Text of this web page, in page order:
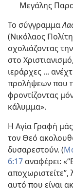
Μεγάλης
Το σύγγραμμα
(Νικόλαος
σχολιάζοντας
στο
ιεράρχες ...
προλήψεων που
φροντίζοντας
κάλυμμα».
Η Αγία Γραφή μάς
τον Θεό
δυσαρεστούν. (
6:17αναφέρει:
αποχωριστείτε”,
αυτό που είναι